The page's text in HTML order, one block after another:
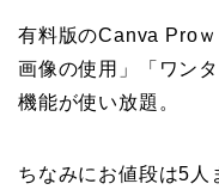
有料版のCanva Pro
画像の使用」「ワン
機能が使い放題。
ちなみにお値段は5